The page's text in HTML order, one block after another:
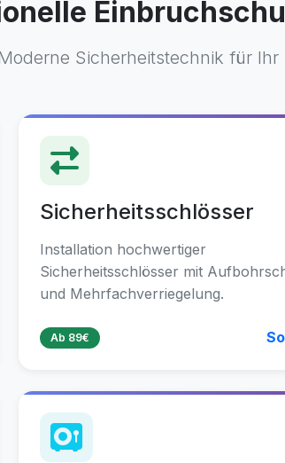
Sicherheitstechnik für Ihr
Sicherheitsschlösser
Installation hochwertiger
Sicherheitsschlösser mit
und Mehrfachverriegelung.
Ab 89€